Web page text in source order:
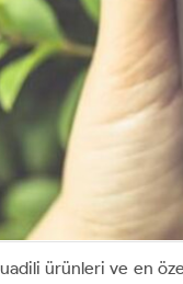
ürünleri ve en